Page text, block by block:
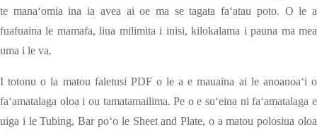
te manaʻomia ina ia avea ai oe ma se tagata faʻatau poto. O le a
fuafuaina le mamafa, liua milimita i inisi, kilokalama i pauna ma mea
uma i le va.
I totonu o la matou faletusi PDF o le a e mauaina ai le anoanoaʻi o
faʻamatalaga oloa i ou tamatamailima. Pe o e suʻeina ni faʻamatalaga e
uiga i le Tubing, Bar poʻo le Sheet and Plate, o a matou polosiua oloa